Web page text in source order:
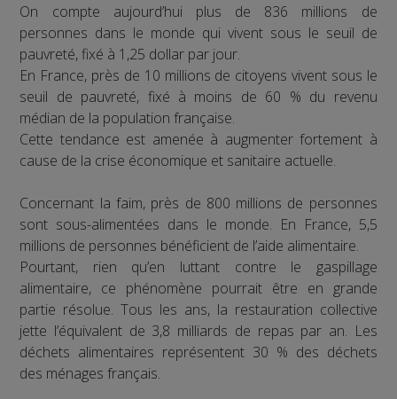
On compte aujourd’hui plus de 836 millions de
personnes dans le monde qui vivent sous le seuil de
pauvreté, fixé à 1,25 dollar par jour.
En France, près de 10 millions de citoyens vivent sous le
seuil de pauvreté, fixé à moins de 60 % du revenu
médian de la population française.
Cette tendance est amenée à augmenter fortement à
cause de la crise économique et sanitaire actuelle.
Concernant la faim, près de 800 millions de personnes
sont sous-alimentées dans le monde. En France, 5,5
millions de personnes bénéficient de l’aide alimentaire.
Pourtant, rien qu’en luttant contre le gaspillage
alimentaire, ce phénomène pourrait être en grande
partie résolue. Tous les ans, la restauration collective
jette l’équivalent de 3,8 milliards de repas par an. Les
déchets alimentaires représentent 30 % des déchets
des ménages français.